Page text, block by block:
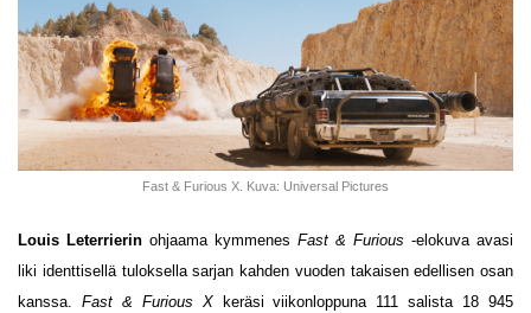
Fast & Furious X. Kuva: Universal Pictures
Louis Leterrierin ohjaama kymmenes Fast & Furious -elokuva avasi
liki identtisellä tuloksella sarjan kahden vuoden takaisen edellisen osan
kanssa. Fast & Furious Xkeräsi viikonloppuna 111 salista 18 945